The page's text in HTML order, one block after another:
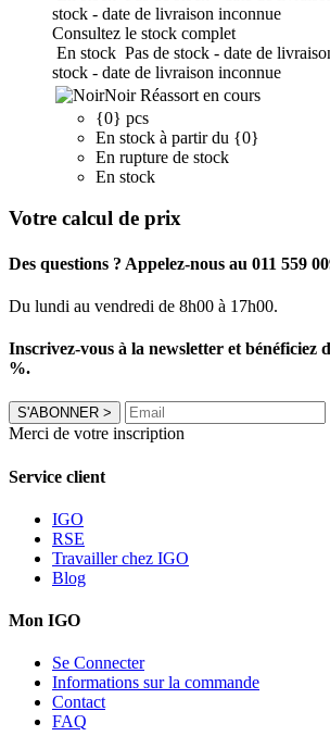
stock - date de livraison inconnue
Consultez le stock complet
En stock Pas de stock - date de
stock - date de livraison inconnue
Noir Réassort en cours
{0} pcs
En stock à partir du {0}
En rupture de stock
En stock
Votre calcul de prix
Des questions ? Appelez-nous au 011 559
Du lundi au vendredi de 8h00 à 17h00.
Inscrivez-vous à la newsletter et bénéficiez
%.
S'ABONNER >
Merci de votre inscription
Service client
IGO
RSE
Travailler chez IGO
Blog
Mon IGO
Se Connecter
Informations sur la commande
Contact
FAQ